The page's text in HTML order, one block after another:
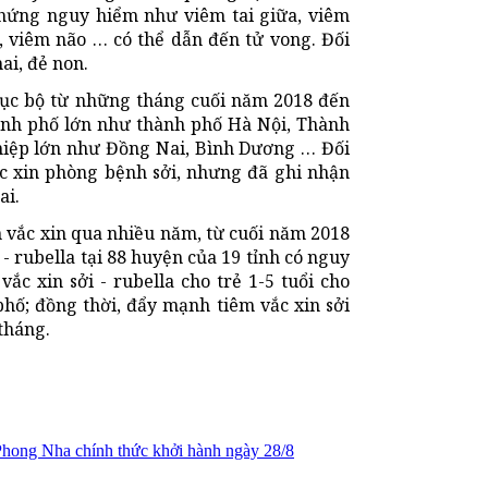
nguy hiểm như viêm tai giữa, viêm
viêm não … có thể dẫn đến tử vong. Đối
đẻ non.
bộ từ những tháng cuối năm 2018 đến
phố lớn như thành phố Hà Nội, Thành
lớn như Đồng Nai, Bình Dương … Đối
xin phòng bệnh sởi, nhưng đã ghi nhận
xin qua nhiều năm, từ cuối năm 2018
rubella tại 88 huyện của 19 tỉnh có nguy
xin sởi - rubella cho trẻ 1-5 tuổi cho
đồng thời, đẩy mạnh tiêm vắc xin sởi
Nha chính thức khởi hành ngày 28/8